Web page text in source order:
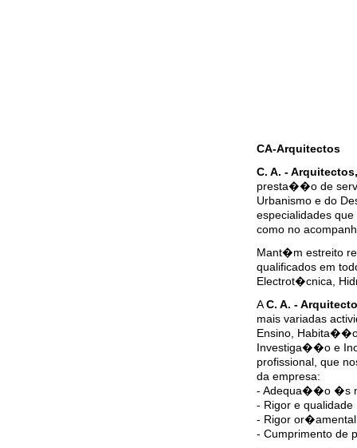
CA-Arquitectos
C. A. -
presta��o de
Urbanismo e do
especialidades
como no
Mant�m estreito
qualificados em
Electrot�cnica,
AC. A. -
mais variadas
Ensino,
Investiga��o e
profissional, que
da empresa:
- Adequa��o �s
- Rigor e qualidade
- Rigor or�amental
- Cumprimento de